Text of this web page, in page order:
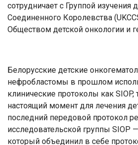
сотрудничает с Группой изучения
Соединенного Королевства
Обществом детской онкологии и
Белорусские детские
нефробластомы в прошлом
клинические протоколы как SIOP,
настоящий момент для лечения
последний передовой протокол
исследовательской группы SIOP
который объединил в себе